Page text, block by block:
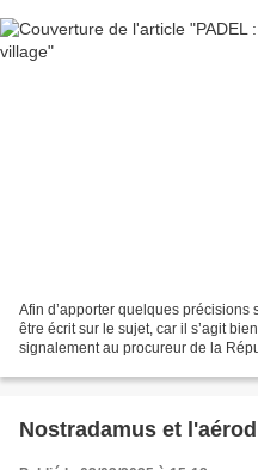
Afin d’apporter quelques précisions
être écrit sur le sujet, car il s’agit
signalement au procureur de la
Nostradamus et